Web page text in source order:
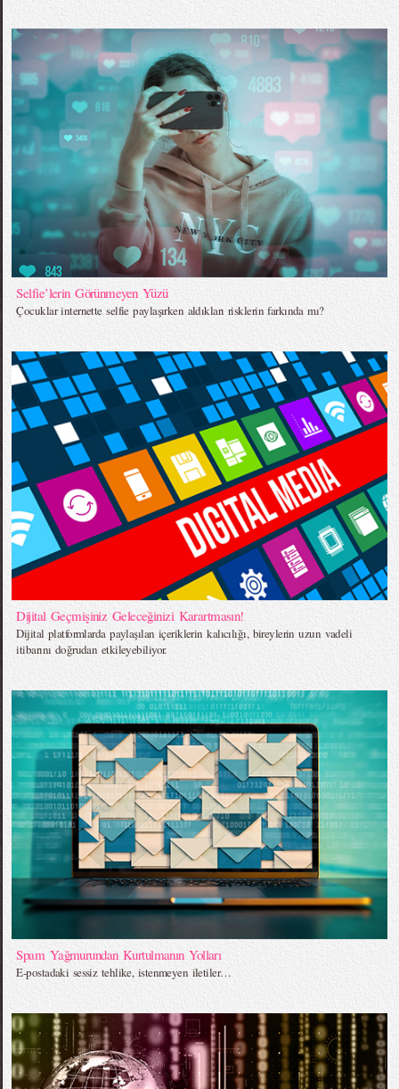
Selfie’lerin Görünmeyen Yüzü
Çocuklar internette selfie paylaşırken aldıkları risklerin farkında mı?
Dijital Geçmişiniz Geleceğinizi Karartmasın!
Dijital platformlarda paylaşılan içeriklerin kalıcılığı, bireylerin uzun vadeli
itibarını doğrudan etkileyebiliyor.
Spam Yağmurundan Kurtulmanın Yolları
E-postadaki sessiz tehlike, istenmeyen iletiler…